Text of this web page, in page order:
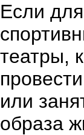
Если
театры,
или
образа